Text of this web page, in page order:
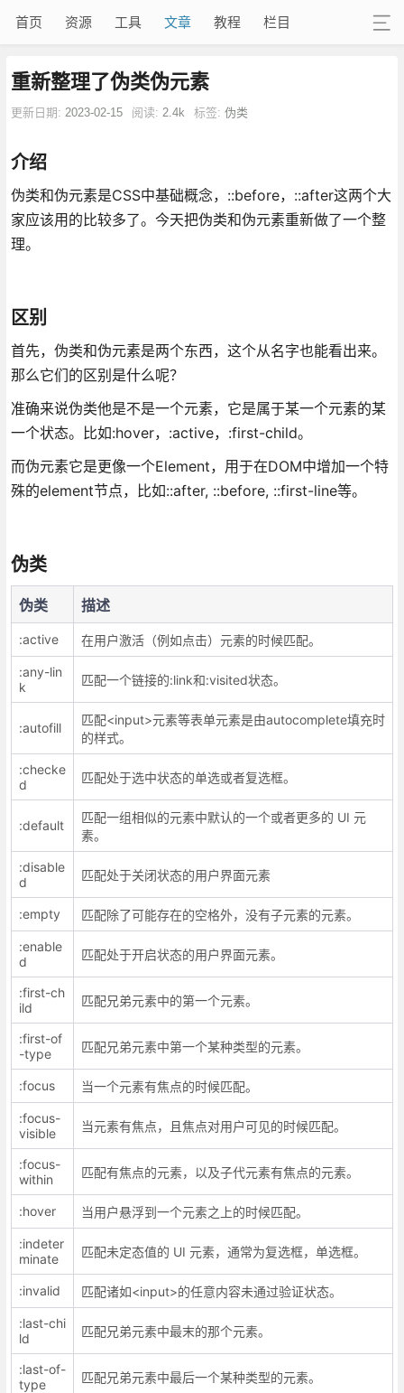
首页 资源 工具 文章 教程 栏目
重新整理了伪类伪元素
更新日期: 2023-02-15 阅读: 2.4k 标签: 伪类
介绍
伪类和伪元素是CSS中基础概念，::before，::after这两个大
家应该用的比较多了。今天把伪类和伪元素重新做了一个整
理。
区别
首先，伪类和伪元素是两个东西，这个从名字也能看出来。
那么它们的区别是什么呢？
准确来说伪类他是不是一个元素，它是属于某一个元素的某
一个状态。比如:hover，:active，:first-child。
而伪元素它是更像一个Element，用于在DOM中增加一个特
殊的element节点，比如::after, ::before, ::first-line等。
伪类
伪类 描述
:active 在用户激活（例如点击）元素的时候匹配。
:any-lin
k
匹配一个链接的:link和:visited状态。
:autofill
匹配<input>元素等表单元素是由autocomplete填充时
的样式。
:checke
d
匹配处于选中状态的单选或者复选框。
:default
匹配一组相似的元素中默认的一个或者更多的 UI 元
素。
:disable
d
匹配处于关闭状态的用户界面元素
:empty 匹配除了可能存在的空格外，没有子元素的元素。
:enable
d
匹配处于开启状态的用户界面元素。
:first-ch
ild
匹配兄弟元素中的第一个元素。
:first-of
-type
匹配兄弟元素中第一个某种类型的元素。
:focus 当一个元素有焦点的时候匹配。
:focus-
visible
当元素有焦点，且焦点对用户可见的时候匹配。
:focus-
within
匹配有焦点的元素，以及子代元素有焦点的元素。
:hover 当用户悬浮到一个元素之上的时候匹配。
:indeter
minate
匹配未定态值的 UI 元素，通常为复选框，单选框。
:invalid 匹配诸如<input>的任意内容未通过验证状态。
:last-chi
ld
匹配兄弟元素中最末的那个元素。
:last-of-
type
匹配兄弟元素中最后一个某种类型的元素。